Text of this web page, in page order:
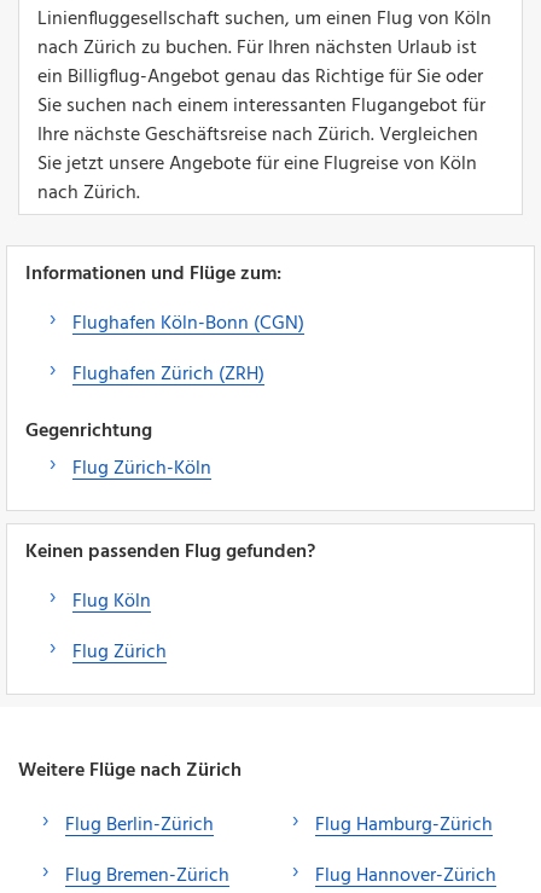
Linienfluggesellschaft suchen, um einen Flug von Köln
nach Zürich zu buchen. Für Ihren nächsten Urlaub ist
ein Billigflug-Angebot genau das Richtige für Sie oder
Sie suchen nach einem interessanten Flugangebot für
Ihre nächste Geschäftsreise nach Zürich. Vergleichen
Sie jetzt unsere Angebote für eine Flugreise von Köln
nach Zürich.
Informationen und Flüge zum:
Flughafen Köln-Bonn (CGN)
Flughafen Zürich (ZRH)
Gegenrichtung
Flug Zürich-Köln
Keinen passenden Flug gefunden?
Flug Köln
Flug Zürich
Weitere Flüge nach Zürich
Flug Berlin-Zürich
Flug Bremen-Zürich
Flug Hamburg-Zürich
Flug Hannover-Zürich